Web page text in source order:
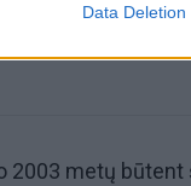
Data Deletion
Laive planuoja
2003 metų